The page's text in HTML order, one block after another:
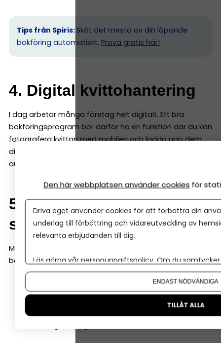
Tips från Spiris: Sköt det mesta av din löpande
bokföring automatiskt. Prova gratis här!
4. Digital kvittohantering
I dag arbetar många företag helt digitalt. Ett bra
bokföringsprogram bör därför ha en funktion där du kan
fotografera kvitton med mobilen och ladda upp dem
direkt i systemet. Det gör att underlagen sparas
automatiskt och blir lätta att hitta.
5. Integrationer med andra
system
Många företag använder fler system än bara
bokföringsprogrammet, till exempel:
e-handelssystem
kassasystem
CRM-system
Den här webbplatsen använder cookies för
Driva eget använder cookies för att förbättra din
underlag till förbättring och vidareutveckling av
relevanta erbjudanden till dig.
Läs gärna vår personuppgiftspolicy. Om du
Om du vill ändra ditt val i efterhand hittar du den
ENDAST NÖDVÄNDIGA
TILLÅT ALLA